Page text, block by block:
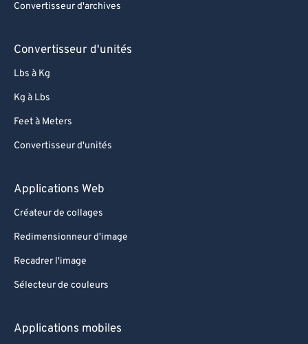
Convertisseur d'archives
Convertisseur d'unités
Lbs à Kg
Kg à Lbs
Feet à Meters
Convertisseur d'unités
Applications Web
Créateur de collages
Redimensionneur d'image
Recadrer l'image
Sélecteur de couleurs
Applications mobiles